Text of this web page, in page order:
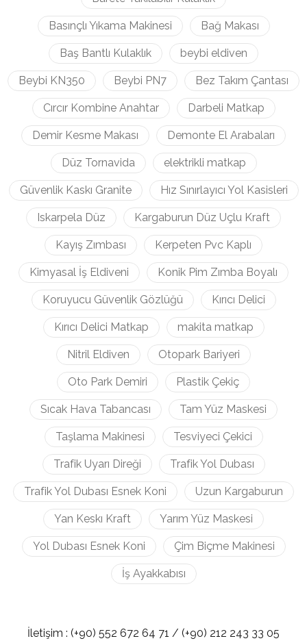
Basınçlı Yıkama Makinesi Bağ Makası
Baş Bantlı Kulaklık beybi eldiven
Beybi KN350 Beybi PN7 Bez Takım Çantası
Cırcır Kombine Anahtar Darbeli Matkap
Demir Kesme Makası Demonte El Arabaları
Düz Tornavida elektrikli matkap
Güvenlik Kaskı Granite Hız Sınırlayıcı Yol Kasisleri
Iskarpela Düz Kargaburun Düz Uçlu Kraft
Kayış Zımbası Kerpeten Pvc Kaplı
Kimyasal İş Eldiveni Konik Pim Zımba Boyalı
Koruyucu Güvenlik Gözlüğü Kırıcı Delici
Kırıcı Delici Matkap makita matkap
Nitril Eldiven Otopark Bariyeri
Oto Park Demiri Plastik Çekiç
Sıcak Hava Tabancası Tam Yüz Maskesi
Taşlama Makinesi Tesviyeci Çekici
Trafik Uyarı Direği Trafik Yol Dubası
Trafik Yol Dubası Esnek Koni Uzun Kargaburun
Yan Keskı Kraft Yarım Yüz Maskesi
Yol Dubası Esnek Koni Çim Biçme Makinesi
İş Ayakkabısı
İletişim : (+90) 552 672 64 71 / (+90) 212 243 33 05